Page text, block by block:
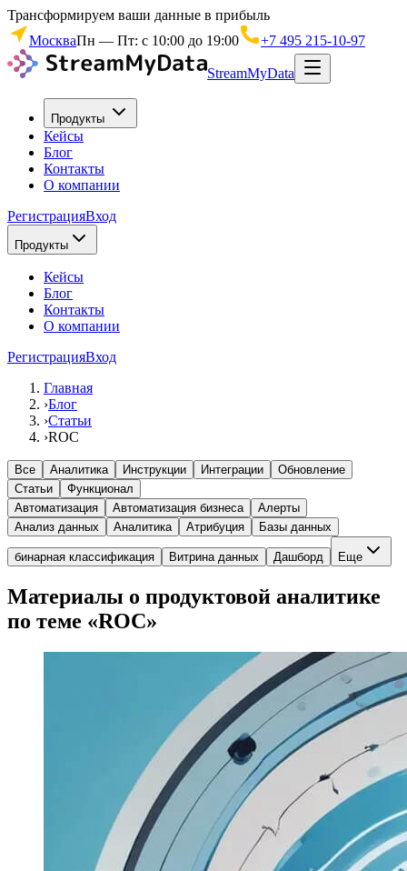
Трансформируем ваши данные в прибыль
МоскваПн — Пт: с 10:00 до 19:00 +7 495 215-10-97
StreamMyData
Продукты
Кейсы
Блог
Контакты
О компании
РегистрацияВход
Продукты
Кейсы
Блог
Контакты
О компании
РегистрацияВход
Главная
›Блог
›Статьи
›ROC
Все Аналитика Инструкции Интеграции
Обновление
Статьи
Функционал
Автоматизация
Автоматизация бизнеса
Алерты
Анализ данных
Аналитика Атрибуция Базы данных
бинарная классификация Витрина данных Дашборд Еще
Материалы о продуктовой аналитике
по теме «ROC»